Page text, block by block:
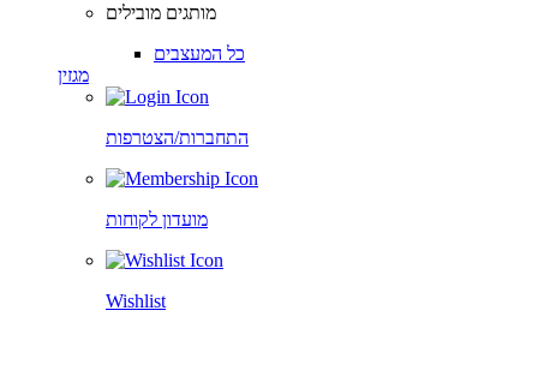
מותגים מובילים
כל המעצבים
מגזין
התחברות/הצטרפות
מועדון לקוחות
Wishlist